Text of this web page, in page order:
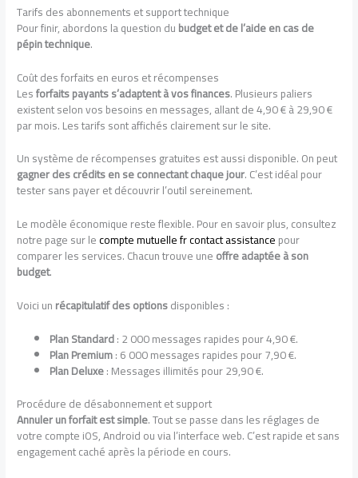
Tarifs des abonnements et support technique
Pour finir, abordons la question dubudget et de l’aide en cas de
pépin technique.
Coût des forfaits en euros et récompenses
Lesforfaits payants s’adaptent à vos finances. Plusieurs paliers
existent selon vos besoins en messages, allant de 4,90 € à 29,90 €
par mois. Les tarifs sont affichés clairement sur le site.
Un système de récompenses gratuites est aussi disponible. On peut
gagner des crédits en se connectant chaque jour. C’est idéal pour
tester sans payer et découvrir l’outil sereinement.
Le modèle économique reste flexible. Pour en savoir plus, consultez
notre page sur lecompte mutuelle fr contact assistancepour
comparer les services. Chacun trouve uneoffre adaptée à son
budget.
Voici unrécapitulatif des optionsdisponibles :
Plan Standard: 2 000 messages rapides pour 4,90 €.
Plan Premium: 6 000 messages rapides pour 7,90 €.
Plan Deluxe: Messages illimités pour 29,90 €.
Procédure de désabonnement et support
Annuler un forfait est simple. Tout se passe dans les réglages de
votre compte iOS, Android ou via l’interface web. C’est rapide et sans
engagement caché après la période en cours.